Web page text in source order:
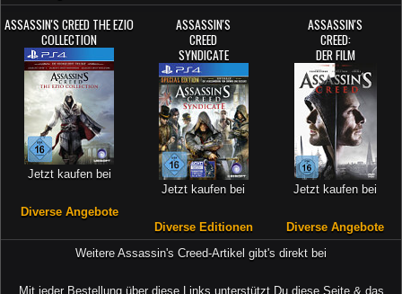
ASSASSIN'S CREED THE EZIO
COLLECTION
Jetzt kaufen bei
Diverse Angebote
ASSASSIN'S
CREED
SYNDICATE
Jetzt kaufen bei
Diverse Editionen
ASSASSIN'S
CREED:
DER FILM
Jetzt kaufen bei
Diverse Angebote
Weitere Assassin's Creed-Artikel gibt's direkt bei
Mit jeder Bestellung über diese Links unterstützt Du diese Seite & das